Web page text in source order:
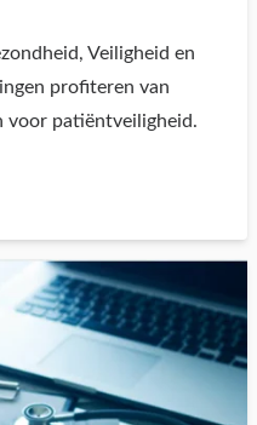
Veiligheid en
profiteren van
voor patiëntveiligheid.